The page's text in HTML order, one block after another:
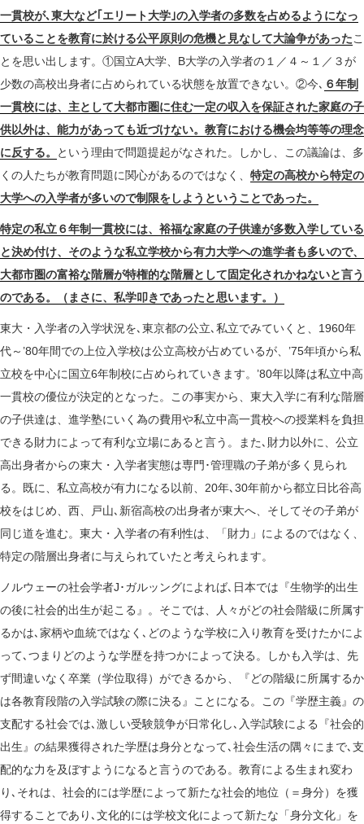
一貫校が､東大など｢エリート大学｣の入学者の多数を占めるようになっ
ていることを教育に於ける公平原則の危機と見なして大論争があったこ
とを思い出します。①国立A大学、B大学の入学者の１／４～１／３が
少数の高校出身者に占められている状態を放置できない。②今､ ６年制
一貫校には、主として大都市圏に住む一定の収入を保証された家庭の子
供以外は、能力があっても近づけない。教育における機会均等等の理念
に反する。
という理由で問題提起がなされた。しかし、この議論は、多
くの人たちが教育問題に関心があるのではなく、 特定の高校から特定の
大学への入学者が多いので制限をしようということであった。
特定の私立６年制一貫校には、裕福な家庭の子供達が多数入学している
と決め付け、そのような私立学校から有力大学への進学者も多いので、
大都市圏の富裕な階層が特権的な階層として固定化されかねないと言う
のである。（まさに、私学叩きであったと思います。）
東大・入学者の入学状況を､東京都の公立､私立でみていくと、1960年
代～’80年間での上位入学校は公立高校が占めているが、’75年頃から私
立校を中心に国立6年制校に占められていきます。’80年以降は私立中高
一貫校の優位が決定的となった。この事実から、東大入学に有利な階層
の子供達は、進学塾にいく為の費用や私立中高一貫校への授業料を負担
できる財力によって有利な立場にあると言う。また､財力以外に、公立
高出身者からの東大・入学者実態は専門･管理職の子弟が多く見られ
る。既に、私立高校が有力になる以前、20年､30年前から都立日比谷高
校をはじめ、西、戸山､新宿高校の出身者が東大へ、そしてその子弟が
同じ道を進む。東大・入学者の有利性は、「財力」によるのではなく、
特定の階層出身者に与えられていたと考えられます。
ノルウェーの社会学者J･ガルッングによれば､日本では『生物学的出生
の後に社会的出生が起こる』。そこでは、人々がどの社会階級に所属す
るかは､家柄や血統ではなく､どのような学校に入り教育を受けたかによ
って､つまりどのような学歴を持つかによって決る。しかも入学は、先
ず間違いなく卒業（学位取得）ができるから、『どの階級に所属するか
は各教育段階の入学試験の際に決る』ことになる。この『学歴主義』の
支配する社会では､激しい受験競争が日常化し､入学試験による『社会的
出生』の結果獲得された学歴は身分となって､社会生活の隅々にまで､支
配的な力を及ぼすようになると言うのである。教育による生まれ変わ
り､それは、社会的には学歴によって新たな社会的地位（＝身分）を獲
得することであり､文化的には学校文化によって新たな「身分文化」を